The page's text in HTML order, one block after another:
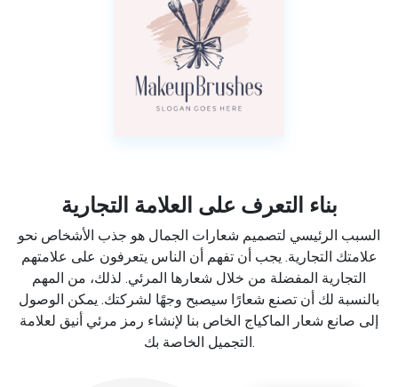
بناء التعرف على العلامة التجارية
السبب الرئيسي لتصميم شعارات الجمال هو جذب الأشخاص نحو
علامتك التجارية. يجب أن تفهم أن الناس يتعرفون على علامتهم
التجارية المفضلة من خلال شعارها المرئي. لذلك، من المهم
بالنسبة لك أن تصنع شعارًا سيصبح وجهًا لشركتك. يمكن الوصول
إلى صانع شعار الماكياج الخاص بنا لإنشاء رمز مرئي أنيق لعلامة
التجميل الخاصة بك.